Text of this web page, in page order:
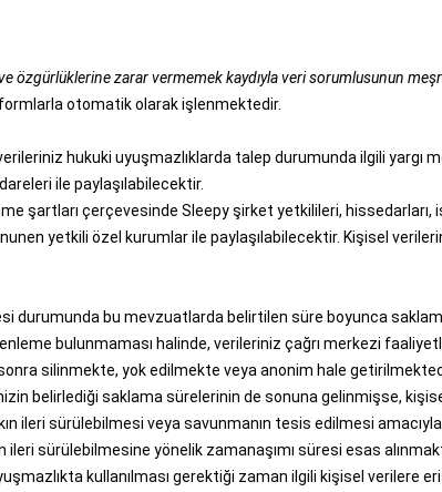
özgürlüklerine zarar vermemek kaydıyla veri sorumlusunun
formlarla otomatik olarak işlenmektedir.
hukuki uyuşmazlıklarda talep durumunda ilgili yargı
ile paylaşılabilecektir.
şartları çerçevesinde Sleepy şirket yetkilileri, hissedarları,
yetkili özel kurumlar ile paylaşılabilecektir. Kişisel
durumunda bu mevzuatlarda belirtilen süre boyunca
bulunmaması halinde, verileriniz çağrı merkezi
silinmekte, yok edilmekte veya anonim hale
belirlediği saklama sürelerinin de sonuna gelinmişse,
ileri sürülebilmesi veya savunmanın tesis edilmesi
sürülebilmesine yönelik zamanaşımı süresi esas
kullanılması gerektiği zaman ilgili kişisel verilere